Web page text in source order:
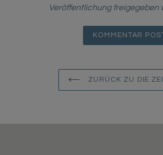
Veröffentlichung freigegeben
ZURÜCK ZU DIE